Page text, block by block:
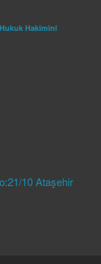
Hukuk Hakimini
10 Ataşehir